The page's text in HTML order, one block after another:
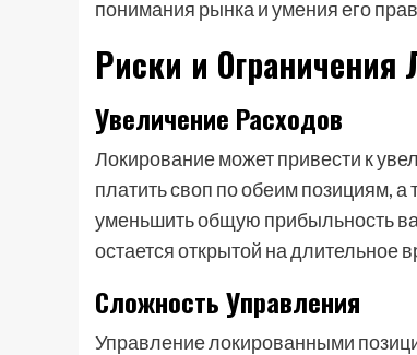
понимания рынка и умения его
Риски и Ограничения
Увеличение Расходов
Локирование может привести к
платить своп по обеим позициям,
уменьшить общую прибыльность
остается открытой на длительное
Сложность Управления
Управление локированными